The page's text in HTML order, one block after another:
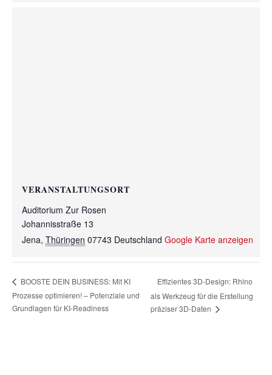
VERANSTALTUNGSORT
Auditorium Zur Rosen
Johannisstraße 13
Jena, Thüringen 07743 Deutschland Google Karte anzeigen
BOOSTE DEIN BUSINESS: Mit KI
Prozesse optimieren! – Potenziale und
Grundlagen für KI-Readiness
Effizientes 3D-Design: Rhino
als Werkzeug für die Erstellung
präziser 3D-Daten